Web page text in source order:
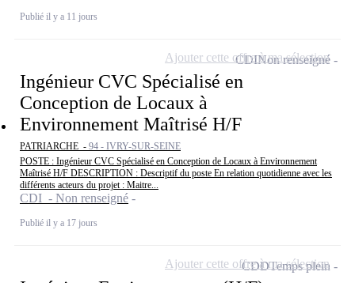
Publié il y a 11 jours
Ingénieur CVC Spécialisé en
Conception de Locaux à
Environnement Maîtrisé H/F
PATRIARCHE - 94 - IVRY-SUR-SEINE
POSTE : Ingénieur CVC Spécialisé en Conception de Locaux à Environnement
Maîtrisé H/F DESCRIPTION : Descriptif du poste En relation quotidienne avec les
différents acteurs du projet : Maitre...
CDI - Non renseigné
Publié il y a 17 jours
CDINon renseigné
Ajouter cette offre à ma sélection
CDDTemps plein
Ajouter cette offre à ma sélection